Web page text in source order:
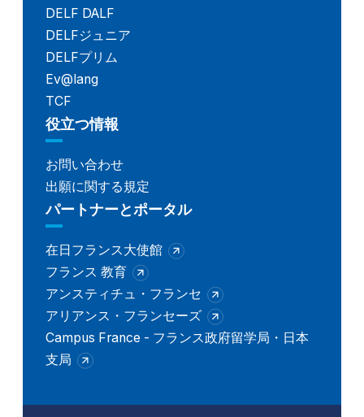
DELF DALF
DELFジュニア
DELFプリム
Ev@lang
TCF
役立つ情報
お問い合わせ
出願に関する規定
パートナーとポータル
在日フランス大使館
フランス 教育
アンスティチュ・フランセ
アリアンス・フランセーズ
Campus France - フランス政府留学局・日本
支局